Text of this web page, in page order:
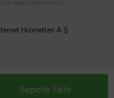
Sepete Ekle
geçirebilirsiniz.
Hizmetleri A.Ş